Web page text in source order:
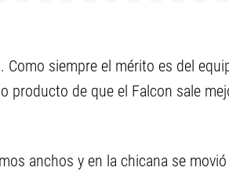
siempre el mérito es del
producto de que el Falcon sale
anchos y en la chicana se